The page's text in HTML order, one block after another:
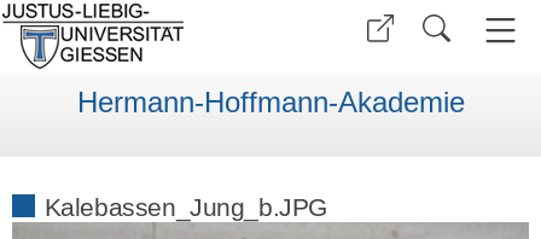
Hermann-Hoffmann-Akademie
Kalebassen_Jung_b.JPG